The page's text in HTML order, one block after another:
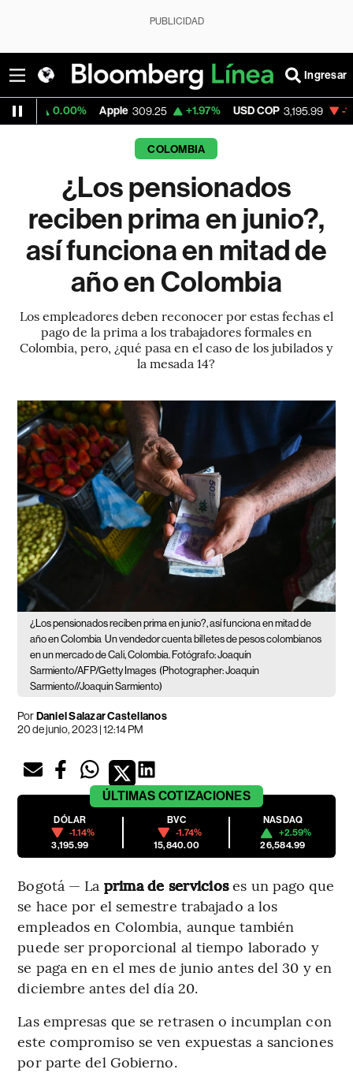
PUBLICIDAD
Ingresar
Apple 309.25 +1.97% USD COP 3,195.99 -1.14% Tesla
COLOMBIA
¿Los pensionados
reciben prima en junio?,
así funciona en mitad de
año en Colombia
Los empleadores deben reconocer por estas fechas el
pago de la prima a los trabajadores formales en
Colombia, pero, ¿qué pasa en el caso de los jubilados y
la mesada 14?
¿Los pensionados reciben prima en junio?, así funciona en mitad de
año en Colombia Un vendedor cuenta billetes de pesos colombianos
en un mercado de Cali, Colombia. Fotógrafo: Joaquín
Sarmiento/AFP/Getty Images (Photographer: Joaquin
Sarmiento//Joaquin Sarmiento)
PorDaniel Salazar Castellanos
20 de junio, 2023 | 12:14 PM
ÚLTIMAS COTIZACIONES
DÓLAR
-1.14%
3,195.99
BVC
-1.74%
15,840.00
NASDAQ
+2.59%
26,584.99
Bogotá — La prima de servicioses un pago que
se hace por el semestre trabajado a los
empleados en Colombia, aunque también
puede ser proporcional al tiempo laborado y
se paga en en el mes de junio antes del 30 y en
diciembre antes del día 20.
Las empresas que se retrasen o incumplan con
este compromiso se ven expuestas a sanciones
por parte del Gobierno.